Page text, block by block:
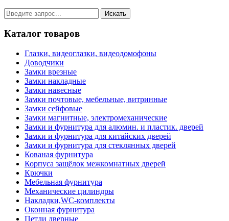
Каталог товаров
Глазки, видеоглазки, видеодомофоны
Доводчики
Замки врезные
Замки накладные
Замки навесные
Замки почтовые, мебельные, витринные
Замки сейфовые
Замки магнитные, электромеханические
Замки и фурнитура для алюмин. и пластик. дверей
Замки и фурнитура для китайских дверей
Замки и фурнитура для стеклянных дверей
Кованая фурнитура
Корпуса защёлок межкомнатных дверей
Крючки
Мебельная фурнитура
Механические цилиндры
Накладки,WC-комплекты
Оконная фурнитура
Петли дверные